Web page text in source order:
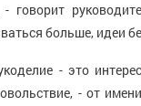
говорит
больше, идеи
- это
- от